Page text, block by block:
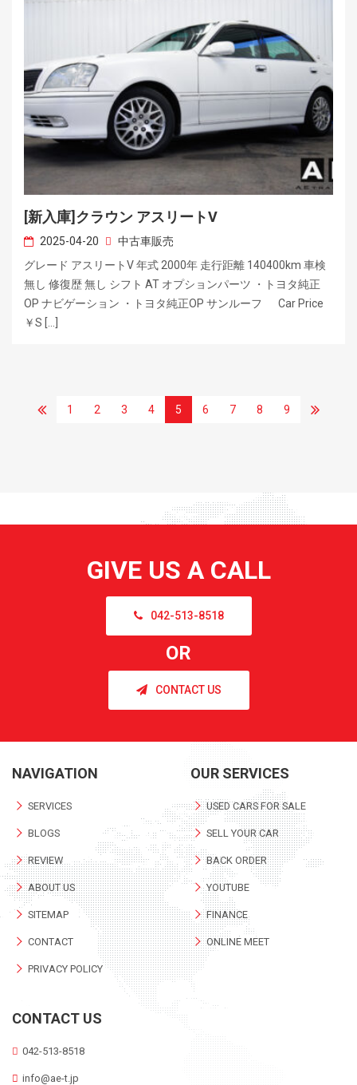
[新入庫]クラウン アスリートV
2025-04-20
中古車販売
グレード アスリートV 年式 2000年 走行距離 140400km 車検
無し 修復歴 無し シフト AT オプションパーツ ・トヨタ純正
OP ナビゲーション ・トヨタ純正OP サンルーフ Car Price
￥S […]
1 2 3 4 5 6 7 8 9
GIVE US A CALL
042-513-8518
OR
CONTACT US
NAVIGATION
SERVICES
BLOGS
REVIEW
ABOUT US
SITEMAP
CONTACT
PRIVACY POLICY
OUR SERVICES
USED CARS FOR SALE
SELL YOUR CAR
BACK ORDER
YOUTUBE
FINANCE
ONLINE MEET
CONTACT US
042-513-8518
info@ae-t.jp